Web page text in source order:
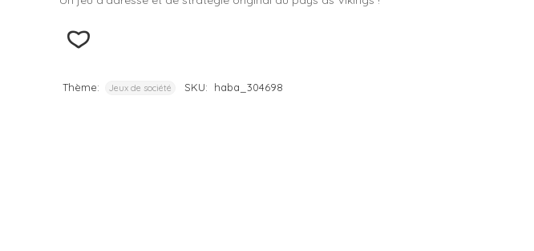
– De 7 à 8 ans
Thème: Jeux de société SKU: haba_304698